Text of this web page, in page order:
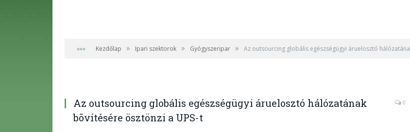
»»» Kezdőlap » Ipari szektorok » Gyógyszeripar » Az outsourcing globális egészségügyi áruelosztó
Az outsourcing globális egészségügyi áruelosztó hálózatának
bõvítésére ösztönzi a UPS-t
0